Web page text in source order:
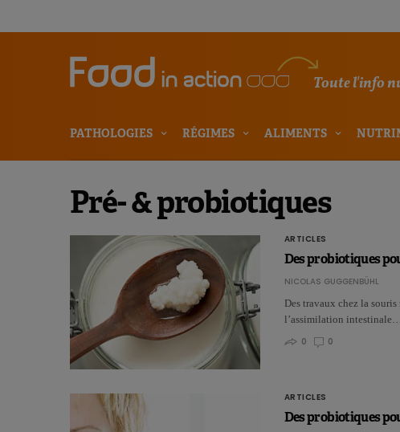
Toute l'info
PATHOLOGIES RÉGIMES ALIMENTS
Pré- & probiotiques
ARTICLES
Des probiotiques
NICOLAS GUGGENBÜHL
Des travaux chez la
l’assimilation
0
0
ARTICLES
Des probiotiques